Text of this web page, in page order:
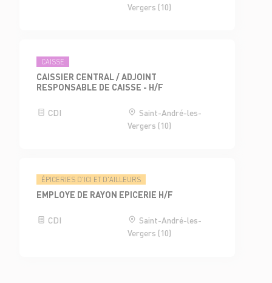
Vergers (10)
CAISSE
CAISSIER CENTRAL / ADJOINT
RESPONSABLE DE CAISSE - H/F
CDI
Saint-André-les-
Vergers (10)
ÉPICERIES D'ICI ET D'AILLEURS
EMPLOYE DE RAYON EPICERIE H/F
CDI
Saint-André-les-
Vergers (10)